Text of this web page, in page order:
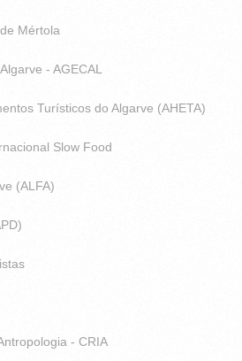
Mértola
- AGECAL
Turísticos do Algarve (AHETA)
Slow Food
(ALFA)
- CRIA